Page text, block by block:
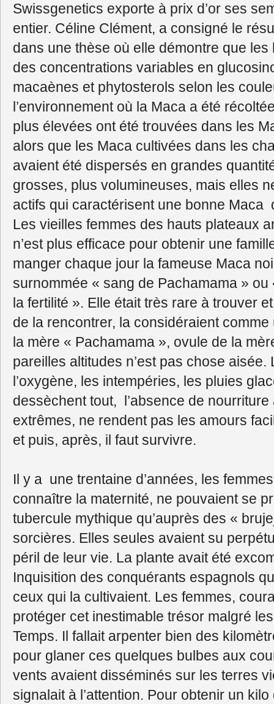
Swissgenetics exporte à prix d’or ses
entier. Céline Clément, a consigné le
dans une thèse où elle démontre que
des concentrations variables en
macaènes et phytosterols selon les
l’environnement où la Maca a été
plus élevées ont été trouvées dans les
alors que les Maca cultivées dans les
avaient été dispersés en grandes
grosses, plus volumineuses, mais elles
actifs qui caractérisent une bonne Maca
Les vieilles femmes des hauts plateaux
n’est plus efficace pour obtenir une
manger chaque jour la fameuse Maca
surnommée « sang de Pachamama »
la fertilité ». Elle était très rare à trouver
de la rencontrer, la considéraient
la mère « Pachamama », ovule de la
pareilles altitudes n’est pas chose
l’oxygène, les intempéries, les pluies
dessèchent tout, l’absence de
extrêmes, ne rendent pas les amours
et puis, après, il faut survivre.
Il y a une trentaine d’années, les
connaître la maternité, ne pouvaient se
tubercule mythique qu’auprès des «
sorcières. Elles seules avaient su
péril de leur vie. La plante avait été
Inquisition des conquérants espagnols
ceux qui la cultivaient. Les femmes,
protéger cet inestimable trésor malgré
Temps. Il fallait arpenter bien des
pour glaner ces quelques bulbes aux
vents avaient disséminés sur les terres
signalait à l’attention. Pour obtenir un